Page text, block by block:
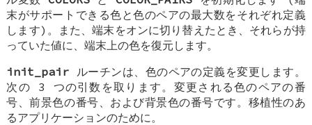
末がサポートできる色と色のペアの最大数をそれぞれ定義
します)。また、端末をオンに切り替えたとき、それらが持
っていた値に、端末上の色を復元します。
init_pair ルーチンは、色のペアの定義を変更します。
次の 3 つの引数を取ります。変更される色のペアの番
号、前景色の番号、および背景色の番号です。移植性のあ
るアプリケーションのために。